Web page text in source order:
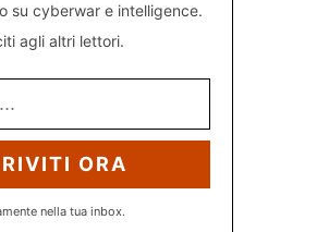
su cyberwar e intelligence.
agli altri lettori.
ORA
nella tua inbox.